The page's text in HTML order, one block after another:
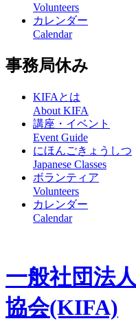
Volunteers
カレンダー
Calendar
事務局休み
KIFAとは
About KIFA
講座・イベント
Event Guide
にほんごきょうしつ
Japanese Classes
ボランティア
Volunteers
カレンダー
Calendar
一般社団法人
協会(KIFA)